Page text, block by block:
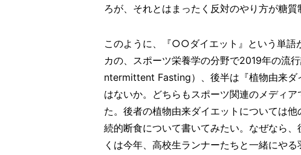
ろが、それとはまったく反対のやり方が糖質
このように、『○○ダイエット』という単語
カの、スポーツ栄養学の分野で2019年の流
ntermittent Fasting）、後半は『植物由来
はないか。どちらもスポーツ関連のメディ
た。後者の植物由来ダイエットについては
続的断食について書いてみたい。なぜなら
くは今年、高校生ランナーたちと一緒にや